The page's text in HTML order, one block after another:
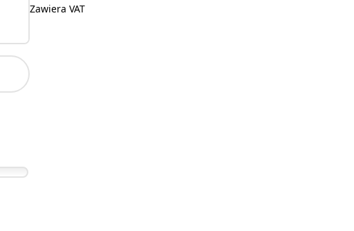
Zawiera VAT